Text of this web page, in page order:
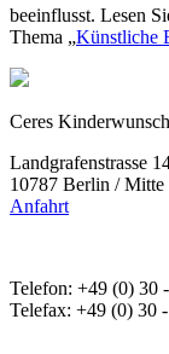
beeinflusst. Lesen
Thema „Künstliche
Ceres
Landgrafenstrasse
10787 Berlin / Mitte
Anfahrt
Telefon: +49 (0) 30
Telefax: +49 (0) 30